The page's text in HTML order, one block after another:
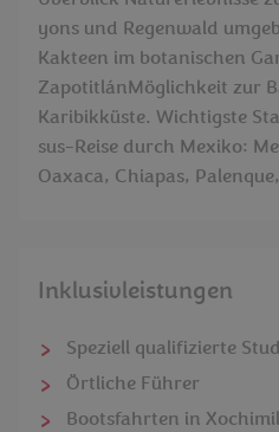
yons und Regenwald
Kakteen im botanischen
ZapotitlánMöglichkeit zur
Karibikküste. Wichtigste
sus-Reise durch Mexiko:
Oaxaca, Chiapas,
Inklusivleistungen
Speziell qualifizierte
Örtliche Führer
Bootsfahrten in